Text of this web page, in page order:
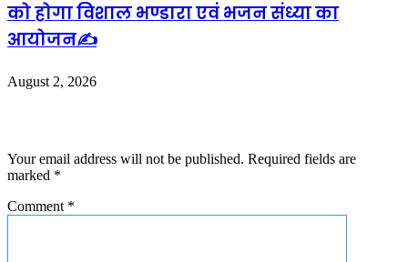
को होगा विशाल भण्डारा एवं भजन संध्या का
आयोजन✍️
August 2, 2026
Your email address will not be published. Required fields are
marked *
Comment *